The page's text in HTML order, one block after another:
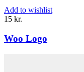
Add to wishlist
15 kr.
Woo Logo